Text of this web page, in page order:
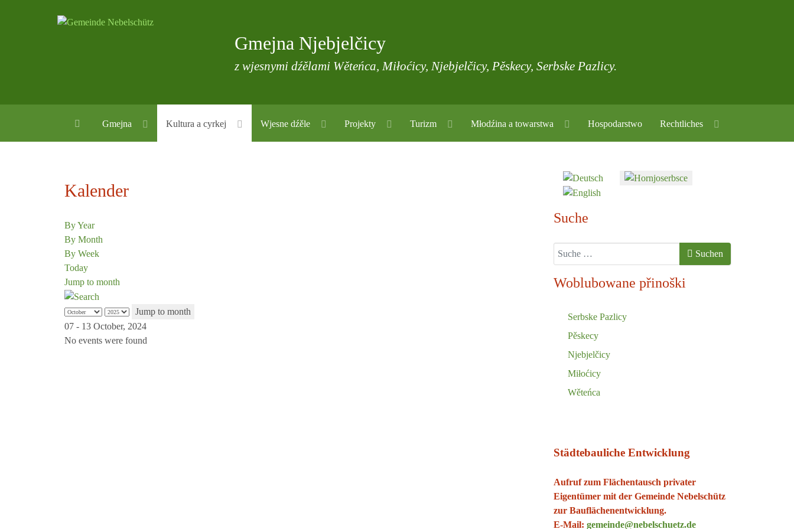
Gmejna Njebjelčicy
z wjesnymi dźělami Wěteńca, Miłoćicy, Njebjelčicy, Pěskecy, Serbske Pazlicy.
Gmejna Kultura a cyrkej Wjesne dźěle Projekty Turizm Młodźina a towarstwa Hospodarstwo Rechtliches
Kalender
By Year
By Month
By Week
Today
Jump to month
Jump to month
07 - 13 October, 2024
No events were found
Sprache auswählen
Suche
Suchen Suchen
Woblubowane přinoški
Serbske Pazlicy
Pěskecy
Njebjelčicy
Miłoćicy
Wěteńca
Städtebauliche Entwicklung
Aufruf zum Flächentausch privater
Eigentümer mit der Gemeinde Nebelschütz
zur Bauflächenentwicklung.
E-Mail: gemeinde@nebelschuetz.de